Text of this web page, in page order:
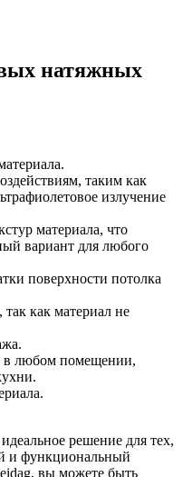
натяжных
таким как
излучение
материала, что
вариант для любого
поверхности потолка
так как материал не
в любом помещении,
решение для тех,
и функциональный
вы можете быть